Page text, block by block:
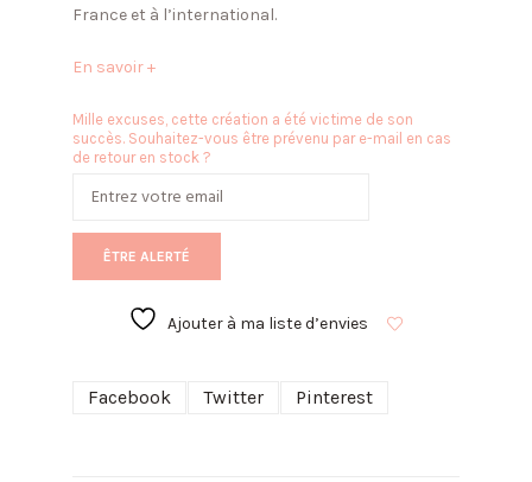
France et à l’international.
En savoir +
Mille excuses, cette création a été victime de son
succès. Souhaitez-vous être prévenu par e-mail en cas
de retour en stock ?
ÊTRE ALERTÉ
Ajouter à ma liste d’envies
Facebook Twitter Pinterest